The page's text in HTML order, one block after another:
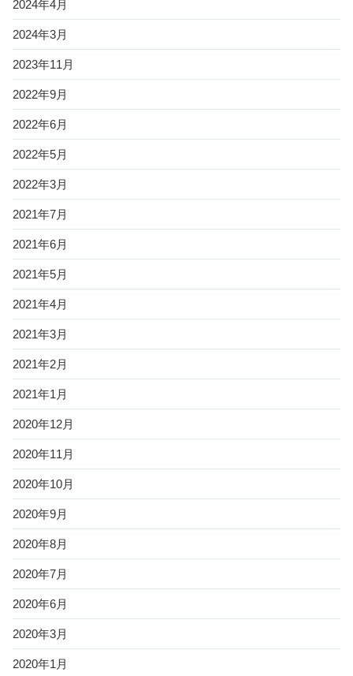
2024年4月
2024年3月
2023年11月
2022年9月
2022年6月
2022年5月
2022年3月
2021年7月
2021年6月
2021年5月
2021年4月
2021年3月
2021年2月
2021年1月
2020年12月
2020年11月
2020年10月
2020年9月
2020年8月
2020年7月
2020年6月
2020年3月
2020年1月